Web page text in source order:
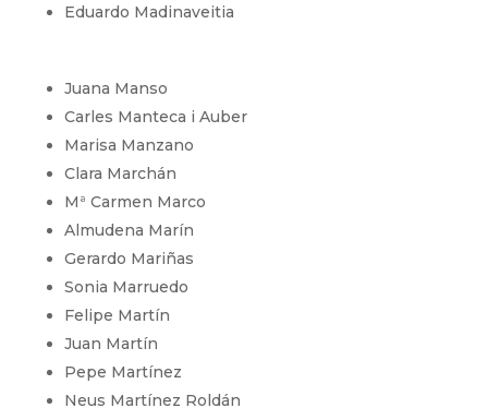
Eduardo Madinaveitia
Juana Manso
Carles Manteca i Auber
Marisa Manzano
Clara Marchán
Mª Carmen Marco
Almudena Marín
Gerardo Mariñas
Sonia Marruedo
Felipe Martín
Juan Martín
Pepe Martínez
Neus Martínez Roldán